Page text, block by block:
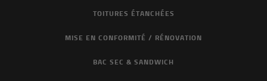
TOITURES ÉTANCHÉES
MISE EN CONFORMITÉ / RÉNOVATION
BAC SEC & SANDWICH